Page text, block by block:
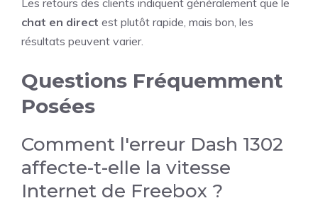
chat en direct est plutôt rapide, mais bon, les
résultats peuvent varier.
Questions Fréquemment
Posées
Comment l'erreur Dash 1302
affecte-t-elle la vitesse
Internet de Freebox ?